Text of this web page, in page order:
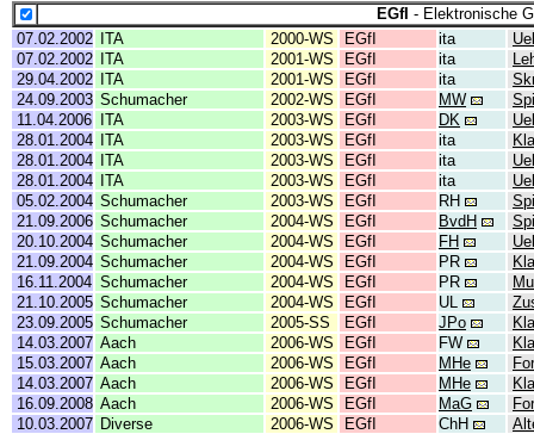
EGfI - Elektronische
07.02.2002
ITA 2000-WS EGfI ita
07.02.2002
ITA 2001-WS EGfI ita
29.04.2002
ITA 2001-WS EGfI ita
24.09.2003 Schumacher 2002-WS EGfI MW
11.04.2006
ITA 2003-WS EGfI DK
28.01.2004
ITA 2003-WS EGfI ita
28.01.2004
ITA 2003-WS EGfI ita
28.01.2004
ITA 2003-WS EGfI ita
05.02.2004 Schumacher 2003-WS EGfI RH
21.09.2006 Schumacher 2004-WS EGfI BvdH
20.10.2004 Schumacher 2004-WS EGfI FH
21.09.2004 Schumacher 2004-WS EGfI PR
16.11.2004 Schumacher 2004-WS EGfI PR
21.10.2005 Schumacher 2004-WS EGfI UL
23.09.2005 Schumacher 2005-SS EGfI JPo
14.03.2007 Aach 2006-WS EGfI FW
15.03.2007 Aach 2006-WS EGfI MHe
14.03.2007 Aach 2006-WS EGfI MHe
16.09.2008 Aach 2006-WS EGfI MaG
10.03.2007 Diverse 2006-WS EGfI ChH